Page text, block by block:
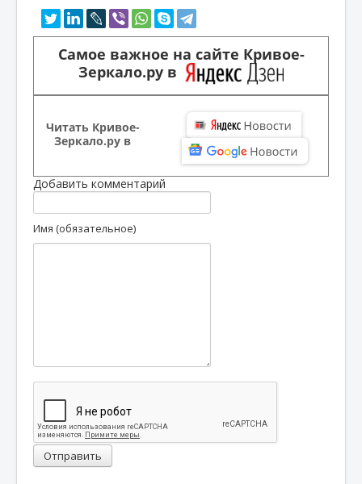
Самое важное на сайте Кривое-
Зеркало.ру в
Читать Кривое-
Зеркало.ру в
Добавить комментарий
Имя (обязательное)
Отправить